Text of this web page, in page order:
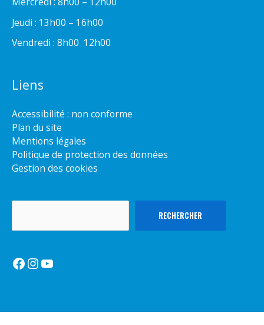
Jeudi : 13h00 – 16h00
Vendredi : 8h00  12h00
Liens
Accessibilité : non conforme
Plan du site
Mentions légales
Politique de protection des données
Gestion des cookies
RECHERCHER
Facebook
Instagram
YouTube